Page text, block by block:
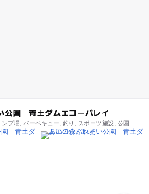
公園 青土ダムエコーバレイ
プ場, バーベキュー, 釣り, スポーツ施設, 公園・